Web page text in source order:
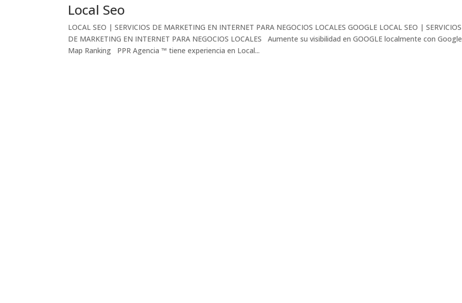
Local Seo
LOCAL SEO | SERVICIOS DE MARKETING EN INTERNET PARA NEGOCIOS LOCALES GOOGLE LOCAL SEO | SERVICIOS
DE MARKETING EN INTERNET PARA NEGOCIOS LOCALES Aumente su visibilidad en GOOGLE localmente con Google
Map Ranking PPR Agencia ™ tiene experiencia en Local...